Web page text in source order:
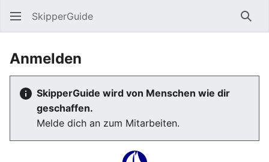
SkipperGuide
Anmelden
SkipperGuide wird von Menschen wie dir
geschaffen.
Melde dich an zum Mitarbeiten.